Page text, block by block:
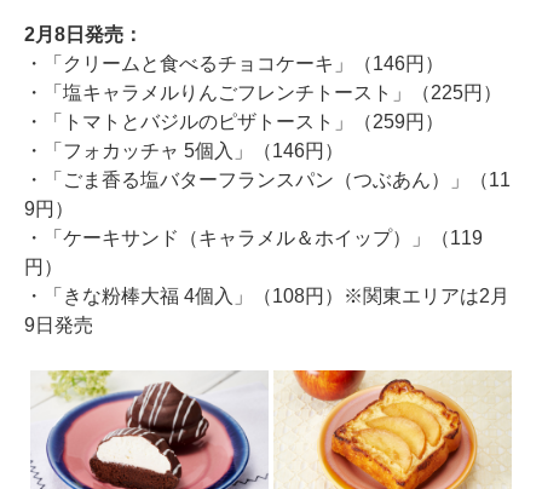
2月8日発売：
・「クリームと食べるチョコケーキ」（146円）
・「塩キャラメルりんごフレンチトースト」（225円）
・「トマトとバジルのピザトースト」（259円）
・「フォカッチャ 5個入」（146円）
・「ごま香る塩バターフランスパン（つぶあん）」（11
9円）
・「ケーキサンド（キャラメル＆ホイップ）」（119
円）
・「きな粉棒大福 4個入」（108円）※関東エリアは2月
9日発売